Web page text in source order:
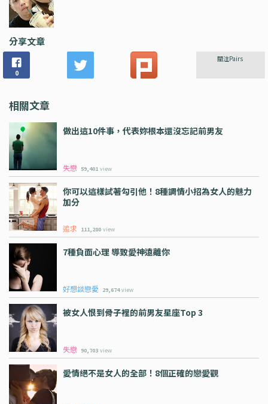
分享文章
0
關注Pairs
相關文章
做出這10件事，代表妳根本還沒忘記前男友
失戀 59,401 view
你可以這樣試著勾引他！8種調情小招為女人的魅力
加分
追求 111,280 view
7種負面心理 導致愛神遠離你
好想談戀愛 29,674 view
被女人恨到骨子裡的前男友星座Top 3
失戀 90,703 view
愛情絕不是女人的全部！8個正確的戀愛觀